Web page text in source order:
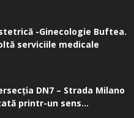
-Ginecologie Buftea.
serviciile medicale
DN7 – Strada Milano
printr-un sens...